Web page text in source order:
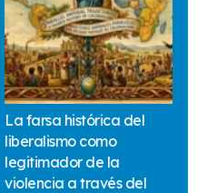
La farsa histórica del
liberalismo como
legitimador de la
violencia a través del